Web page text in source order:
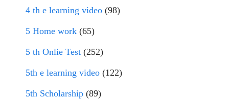
4 th e learning video (98)
5 Home work (65)
5 th Onlie Test (252)
5th e learning video (122)
5th Scholarship (89)